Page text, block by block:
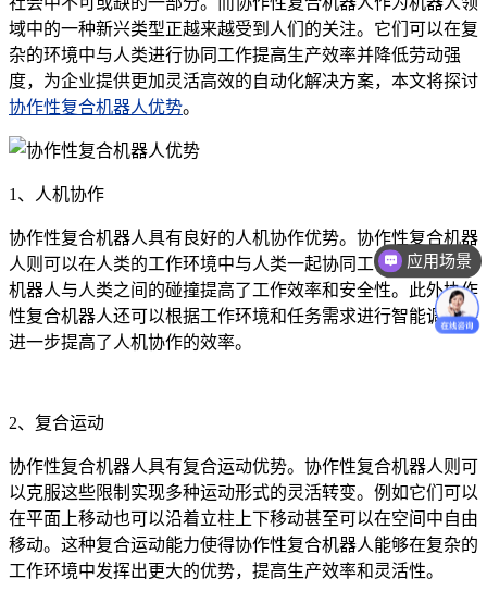
域中的一种新兴类型正越来越受到人们的关注。它们可以在复
杂的环境中与人类进行协同工作提高生产效率并降低劳动强
度，为企业提供更加灵活高效的自动化解决方案，本文将探讨
协作性复合机器人优势。
1、人机协作
协作性复合机器人具有良好的人机协作优势。协作性复合机器
人则可以在人类的工作环境中与人类一起协同工作有效避免了
机器人与人类之间的碰撞提高了工作效率和安全性。此外协作
性复合机器人还可以根据工作环境和任务需求进行智能调整并
进一步提高了人机协作的效率。
2、复合运动
协作性复合机器人具有复合运动优势。协作性复合机器人则可
以克服这些限制实现多种运动形式的灵活转变。例如它们可以
在平面上移动也可以沿着立柱上下移动甚至可以在空间中自由
移动。这种复合运动能力使得协作性复合机器人能够在复杂的
工作环境中发挥出更大的优势，提高生产效率和灵活性。
应用场景